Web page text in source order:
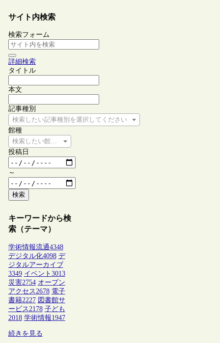
サイト内検索
検索フォーム
詳細検索
タイトル
本文
記事種別
検索したい記事種別を選択してください
館種
検索したい館種を選択してください
投稿日
～
検索
キーワードから検
索（テーマ）
学術情報流通4348
デジタル化4098 デ
ジタルアーカイブ
3349 イベント 3013
災害2754 オープン
アクセス 2678 電子
書籍2227 図書館サ
ービス 2178 子ども
2018 学術情報1947
続きを見る